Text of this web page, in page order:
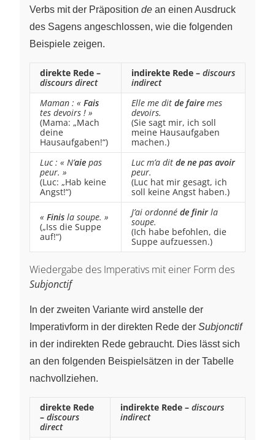
Verbs mit der Präposition de an einen Ausdruck
des Sagens angeschlossen, wie die folgenden
Beispiele zeigen.
direkte Rede –
discours direct
indirekte Rede – discours
indirect
Maman : « Fais
tes devoirs ! »
(Mama: „Mach
deine
Hausaufgaben!“)
Elle me dit de faire mes
devoirs.
(Sie sagt mir, ich soll
meine Hausaufgaben
machen.)
Luc : « N’aie pas
peur. »
(Luc: „Hab keine
Angst!“)
Luc m’a dit de ne pas avoir
peur.
(Luc hat mir gesagt, ich
soll keine Angst haben.)
« Finis la soupe. »
(„Iss die Suppe
auf!“)
J’ai ordonné de finir la
soupe.
(Ich habe befohlen, die
Suppe aufzuessen.)
Wiedergabe des Imperativs mit einer Form des
Subjonctif
In der zweiten Variante wird anstelle der
Imperativform in der direkten Rede der Subjonctif
in der indirekten Rede gebraucht. Dies lässt sich
an den folgenden Beispielsätzen in der Tabelle
nachvollziehen.
direkte Rede
– discours
direct
indirekte Rede – discours
indirect